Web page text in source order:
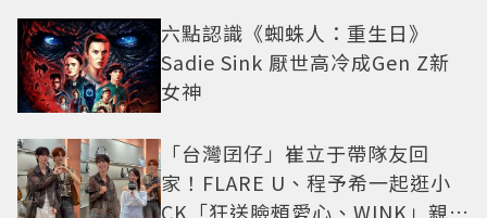
六點認識《蜘蛛人：重生日》
Sadie Sink 厭世高冷成Gen Z新
女神
「台灣囝仔」崔立于帶隊友回
家！FLARE U、程予希一起逛小
CK「狂送臉頰愛心、WINK」親曝